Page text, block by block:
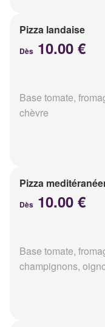
Pizza landaise
Dès 10.00 €
Base tomate,
chèvre
Pizza
Dès 10.00 €
Base tomate,
champignons,